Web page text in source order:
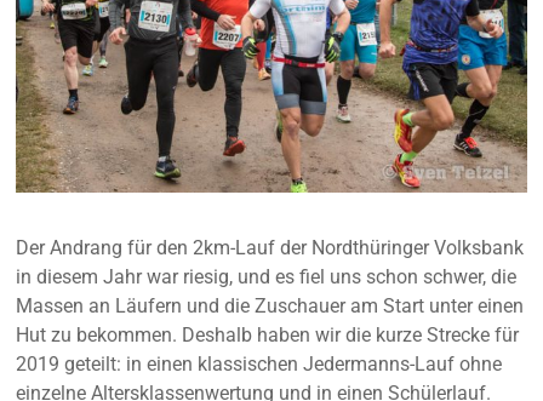
Der Andrang für den 2km-Lauf der Nordthüringer Volksbank
in diesem Jahr war riesig, und es fiel uns schon schwer, die
Massen an Läufern und die Zuschauer am Start unter einen
Hut zu bekommen. Deshalb haben wir die kurze Strecke für
2019 geteilt: in einen klassischen Jedermanns-Lauf ohne
einzelne Altersklassenwertung und in einen Schülerlauf.